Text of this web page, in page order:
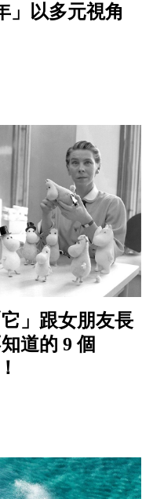
」以多元視角
」跟女朋友長
道的 9 個